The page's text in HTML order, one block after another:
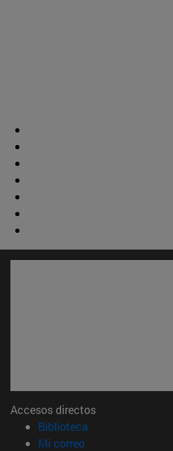
Accesos directos
Biblioteca
Mi correo(abre en nueva